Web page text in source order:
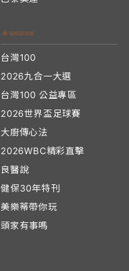
台灣100
2026九合一大選
台灣100 公益專區
2026世界盃足球賽
大廚傳心法
2026WBC精彩直擊
良醫說
健保30年特刊
美樂蒂帶你玩
頭家有事嗎